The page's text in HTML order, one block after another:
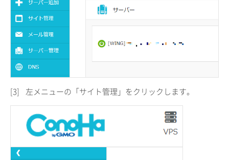
[3] 左メニューの「サイト管理」をクリックします。